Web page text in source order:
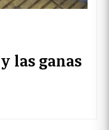
las ganas